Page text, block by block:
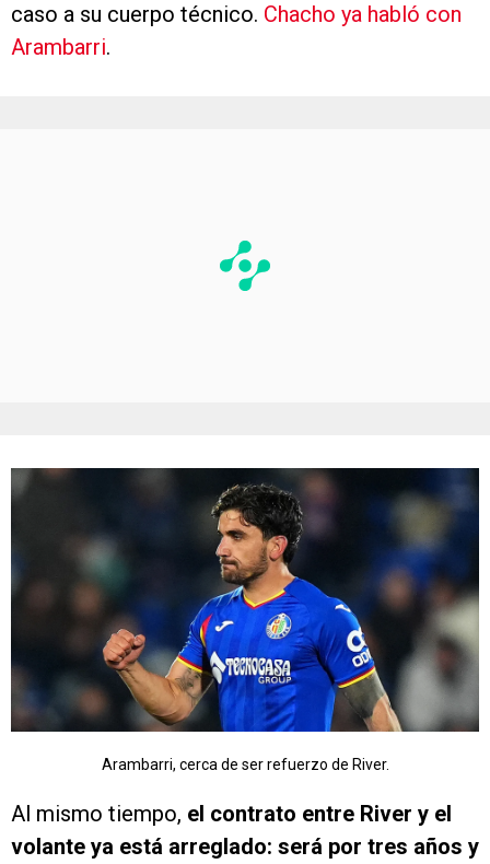
caso a su cuerpo técnico. Chacho ya habló con
Arambarri.
Arambarri, cerca de ser refuerzo de River.
Al mismo tiempo, el contrato entre River y el
volante ya está arreglado: será por tres años y